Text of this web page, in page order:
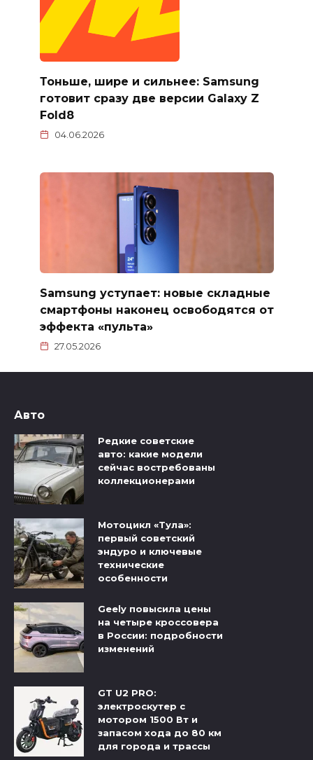
Тоньше, шире и сильнее: Samsung
готовит сразу две версии Galaxy Z
Fold8
04.06.2026
Samsung уступает: новые складные
смартфоны наконец освободятся от
эффекта «пульта»
27.05.2026
Авто
Редкие советские
авто: какие модели
сейчас востребованы
коллекционерами
Мотоцикл «Тула»:
первый советский
эндуро и ключевые
технические
особенности
Geely повысила цены
на четыре кроссовера
в России: подробности
изменений
GT U2 PRO:
электроскутер с
мотором 1500 Вт и
запасом хода до 80 км
для города и трассы